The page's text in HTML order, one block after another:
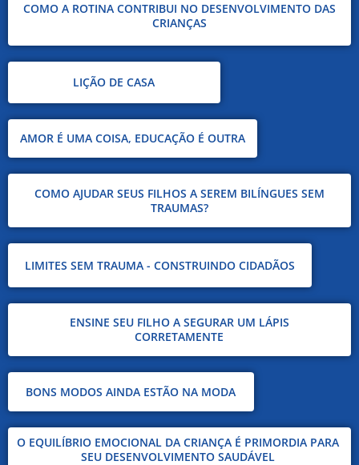
COMO A ROTINA CONTRIBUI NO DESENVOLVIMENTO DAS
CRIANÇAS
LIÇÃO DE CASA
AMOR É UMA COISA, EDUCAÇÃO É OUTRA
COMO AJUDAR SEUS FILHOS A SEREM BILÍNGUES SEM
TRAUMAS?
LIMITES SEM TRAUMA - CONSTRUINDO CIDADÃOS
ENSINE SEU FILHO A SEGURAR UM LÁPIS
CORRETAMENTE
BONS MODOS AINDA ESTÃO NA MODA
O EQUILÍBRIO EMOCIONAL DA CRIANÇA É PRIMORDIA PARA
SEU DESENVOLVIMENTO SAUDÁVEL